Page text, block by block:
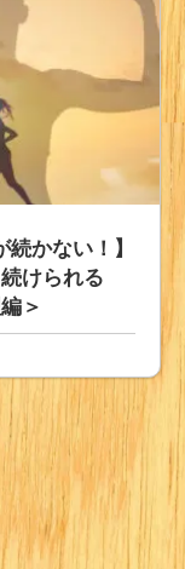
かない！】
けられる
＞